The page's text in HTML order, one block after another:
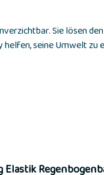
Sie lösen
seine Umwelt zu